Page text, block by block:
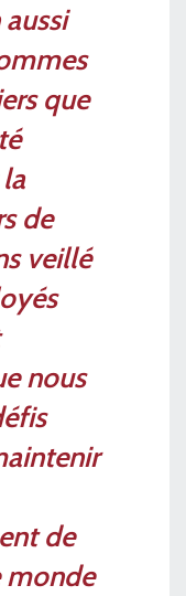
que
de
veillé
nous
de
monde